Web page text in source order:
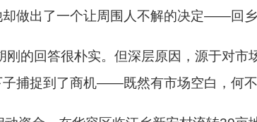
做出了一个让周围人不解的决定——回
刚的回答很朴实。但深层原因，源于对市
子捕捉到了商机——既然有市场空白，何